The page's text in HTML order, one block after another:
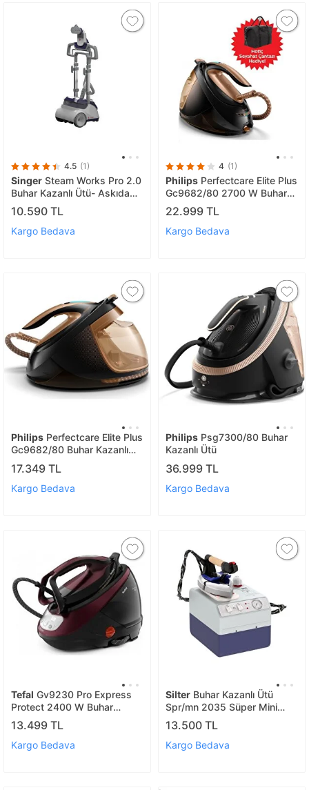
4.5 (1)
Singer Steam Works Pro 2.0
Buhar Kazanlı Ütü- Askıda
Ütüleme 1800 Watt
10.590 TL
Kargo Bedava
4 (1)
Philips Perfectcare Elite Plus
Gc9682/80 2700 W Buhar
Kazanlı Ütü Çanta Hediyeli
22.999 TL
Kargo Bedava
Philips Perfectcare Elite Plus
Gc9682/80 Buhar Kazanlı
Ütü
17.349 TL
Kargo Bedava
Philips Psg7300/80 Buhar
Kazanlı Ütü
36.999 TL
Kargo Bedava
Tefal Gv9230 Pro Express
Protect 2400 W Buhar
Kazanlı Ütü
13.499 TL
Kargo Bedava
Silter Buhar Kazanlı Ütü
Spr/mn 2035 Süper Mini
Kazanlı Ütü 3.5 lt
13.500 TL
Kargo Bedava